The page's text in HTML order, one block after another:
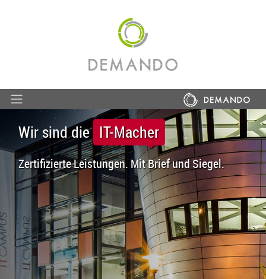
Wir sind die IT-Macher
Zertifizierte Leistungen. Mit Brief und Siegel.